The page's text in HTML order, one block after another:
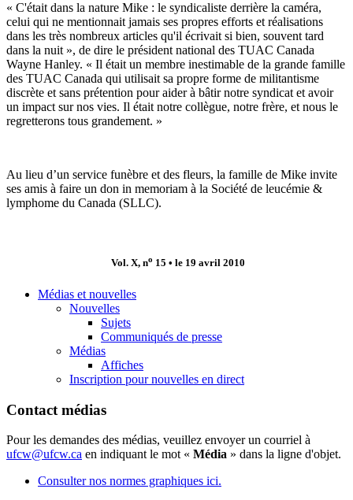
« C'était dans la nature Mike : le syndicaliste derrière la caméra,
celui qui ne mentionnait jamais ses propres efforts et réalisations
dans les très nombreux articles qu'il écrivait si bien, souvent tard
dans la nuit », de dire le président national des TUAC Canada
Wayne Hanley. « Il était un membre inestimable de la grande famille
des TUAC Canada qui utilisait sa propre forme de militantisme
discrète et sans prétention pour aider à bâtir notre syndicat et avoir
un impact sur nos vies. Il était notre collègue, notre frère, et nous le
regretterons tous grandement. »
Au lieu d’un service funèbre et des fleurs, la famille de Mike invite
ses amis à faire un don in memoriam à la Société de leucémie &
lymphome du Canada (SLLC).
Vol. X, no 15 • le 19 avril 2010
Médias et nouvelles
Nouvelles
Sujets
Communiqués de presse
Médias
Affiches
Inscription pour nouvelles en direct
Contact médias
Pour les demandes des médias, veuillez envoyer un courriel à
ufcw@ufcw.ca en indiquant le mot « Média » dans la ligne d'objet.
Consulter nos normes graphiques ici.